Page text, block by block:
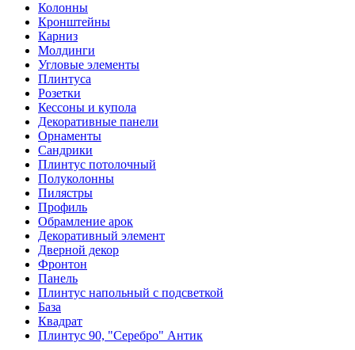
Колонны
Кронштейны
Карниз
Молдинги
Угловые элементы
Плинтуса
Розетки
Кессоны и купола
Декоративные панели
Орнаменты
Сандрики
Плинтус потолочный
Полуколонны
Пилястры
Профиль
Обрамление арок
Декоративный элемент
Дверной декор
Фронтон
Панель
Плинтус напольный с подсветкой
База
Квадрат
Плинтус 90, "Серебро" Антик